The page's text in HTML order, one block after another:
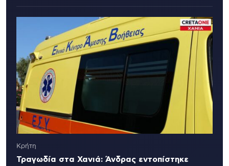
Κρήτη
Τραγωδία στα Χανιά: Άνδρας εντοπίστηκε